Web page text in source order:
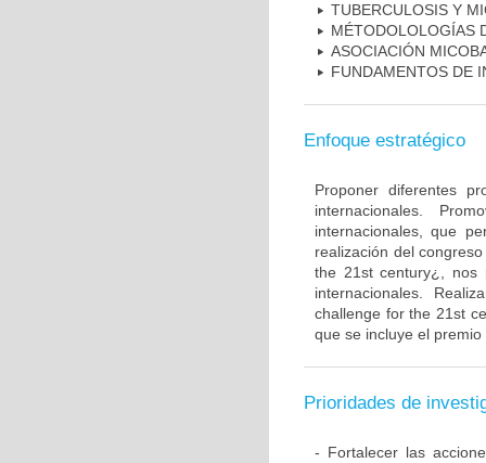
TUBERCULOSIS Y
MÉTODOLOLOGÍAS
ASOCIACIÓN
FUNDAMENTOS DE
Enfoque estratégico
Proponer diferentes
internacionales.
internacionales, que
realización del
the 21st century¿, nos
internacionales.
challenge for the 21st
que se incluye el
Prioridades de
- Fortalecer las